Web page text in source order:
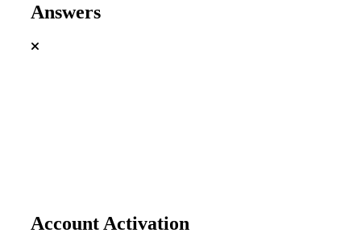
Answers
Account Activation